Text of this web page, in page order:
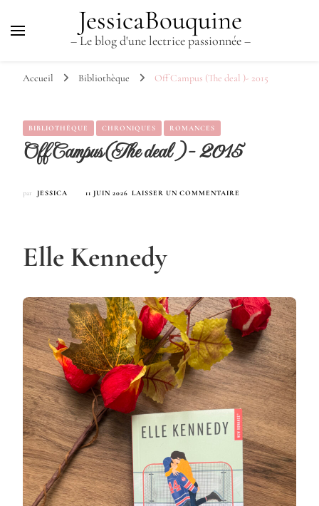
JessicaBouquine
– Le blog d'une lectrice passionnée –
Accueil Bibliothèque Off Campus (The deal )- 2015
BIBLIOTHÈQUE CHRONIQUES ROMANCES
Off Campus (The deal )- 2015
par JESSICA 11 JUIN 2026 LAISSER UN COMMENTAIRE
Elle Kennedy